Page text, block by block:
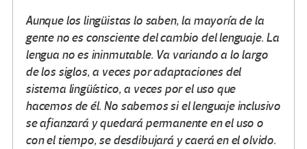
Aunque los lingüistas lo saben, la mayoría de la
gente no es consciente del cambio del lenguaje. La
lengua no es ininmutable. Va variando a lo largo
de los siglos, a veces por adaptaciones del
sistema lingüístico, a veces por el uso que
hacemos de él. No sabemos si el lenguaje inclusivo
se afianzará y quedará permanente en el uso o
con el tiempo, se desdibujará y caerá en el olvido.